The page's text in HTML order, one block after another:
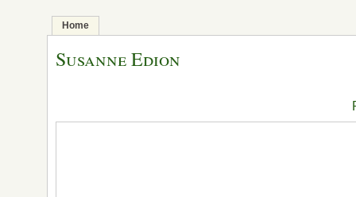
Home
Susanne Edion